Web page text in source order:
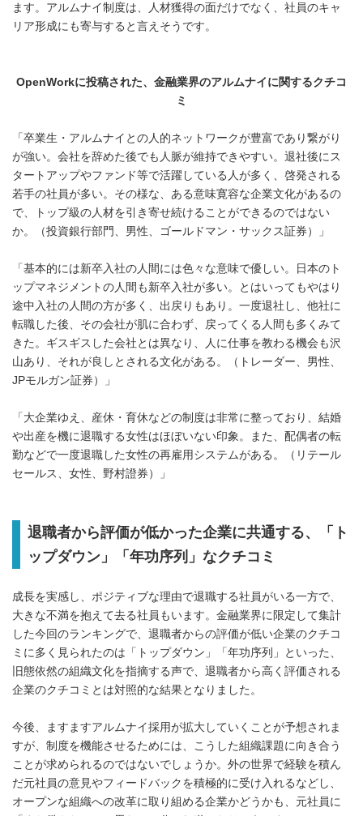
ます。アルムナイ制度は、人材獲得の面だけでなく、社員のキャ
リア形成にも寄与すると言えそうです。
OpenWorkに投稿された、金融業界のアルムナイに関するクチコ
ミ
「卒業生・アルムナイとの人的ネットワークが豊富であり繋がり
が強い。会社を辞めた後でも人脈が維持できやすい。退社後にス
タートアップやファンド等で活躍している人が多く、啓発される
若手の社員が多い。その様な、ある意味寛容な企業文化があるの
で、トップ級の人材を引き寄せ続けることができるのではない
か。（投資銀行部門、男性、ゴールドマン・サックス証券）」
「基本的には新卒入社の人間には色々な意味で優しい。日本のト
ップマネジメントの人間も新卒入社が多い。とはいってもやはり
途中入社の人間の方が多く、出戻りもあり。一度退社し、他社に
転職した後、その会社が肌に合わず、戻ってくる人間も多くみて
きた。ギスギスした会社とは異なり、人に仕事を教わる機会も沢
山あり、それが良しとされる文化がある。（トレーダー、男性、
JPモルガン証券）」
「大企業ゆえ、産休・育休などの制度は非常に整っており、結婚
や出産を機に退職する女性はほぼいない印象。また、配偶者の転
勤などで一度退職した女性の再雇用システムがある。（リテール
セールス、女性、野村證券）」
退職者から評価が低かった企業に共通する、「ト
ップダウン」「年功序列」なクチコミ
成長を実感し、ポジティブな理由で退職する社員がいる一方で、
大きな不満を抱えて去る社員もいます。金融業界に限定して集計
した今回のランキングで、退職者からの評価が低い企業のクチコ
ミに多く見られたのは「トップダウン」「年功序列」といった、
旧態依然の組織文化を指摘する声で、退職者から高く評価される
企業のクチコミとは対照的な結果となりました。
今後、ますますアルムナイ採用が拡大していくことが予想されま
すが、制度を機能させるためには、こうした組織課題に向き合う
ことが求められるのではないでしょうか。外の世界で経験を積ん
だ元社員の意見やフィードバックを積極的に受け入れるなどし、
オープンな組織への改革に取り組める企業かどうかも、元社員に